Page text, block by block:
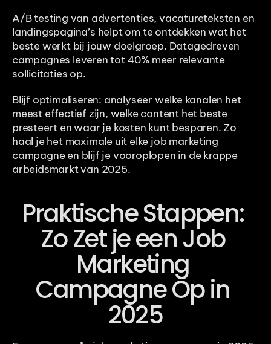
A/B testing van advertenties, vacatureteksten en
landingspagina’s helpt om te ontdekken wat het
beste werkt bij jouw doelgroep. Datagedreven
campagnes leveren tot 40% meer relevante
sollicitaties op.
Blijf optimaliseren: analyseer welke kanalen het
meest effectief zijn, welke content het beste
presteert en waar je kosten kunt besparen. Zo
haal je het maximale uit elke job marketing
campagne en blijf je vooroplopen in de krappe
arbeidsmarkt van 2025.
Praktische Stappen:
Zo Zet je een Job
Marketing
Campagne Op in
2025